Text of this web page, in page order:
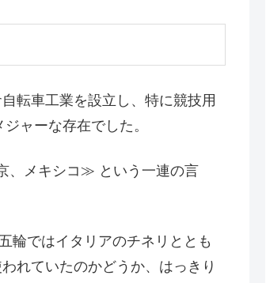
転車工業を設立し、特に競技用
ャーな存在でした。
、メキシコ≫ という一連の言
輪ではイタリアのチネリととも
れていたのかどうか、はっきり